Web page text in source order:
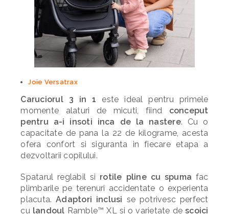
Joie Versatrax
Caruciorul 3 in 1 este ideal pentru primele
momente alaturi de micuti, fiind conceput
pentru a-i insoti inca de la nastere. Cu o
capacitate de pana la 22 de kilograme, acesta
ofera confort si siguranta in fiecare etapa a
dezvoltarii copilului.
Spatarul reglabil si rotile pline cu spuma fac
plimbarile pe terenuri accidentate o experienta
placuta.Adaptori inclusi se potrivesc perfect
culandoul Ramble™ XL si o varietate descoici